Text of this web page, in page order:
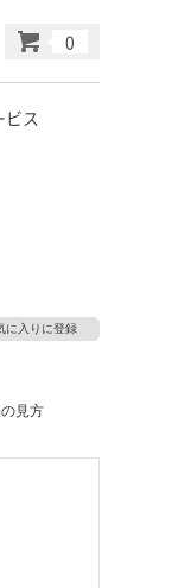
ビス
に入りに登録
見方